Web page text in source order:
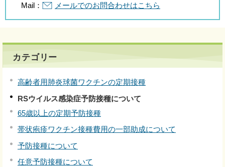
Mail：
メールでのお問合わせはこちら
カテゴリー
高齢者用肺炎球菌ワクチンの定期接種
RSウイルス感染症予防接種について
65歳以上の定期予防接種
帯状疱疹ワクチン接種費用の一部助成について
予防接種について
任意予防接種について